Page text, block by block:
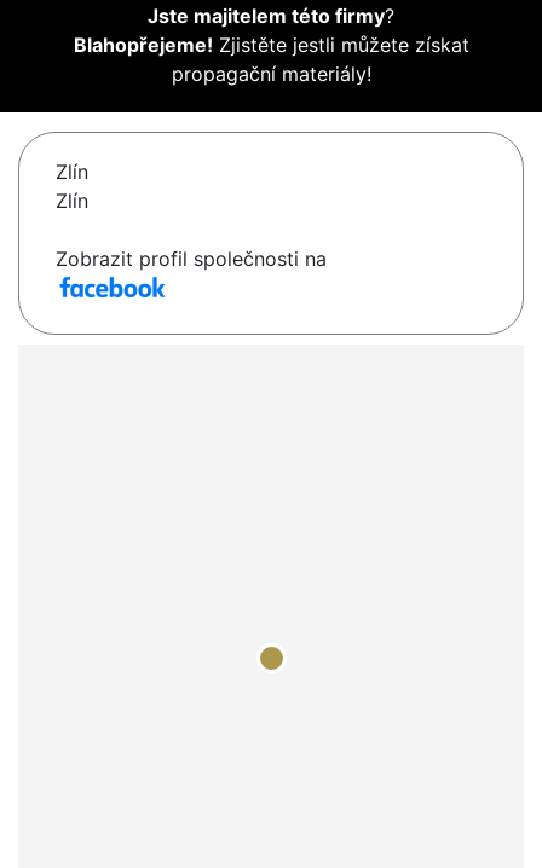
Jste majitelem této firmy?
Blahopřejeme! Zjistěte jestli můžete získat
propagační materiály!
Zlín
Zlín
Zobrazit profil společnosti na